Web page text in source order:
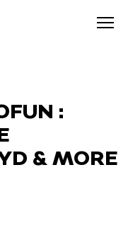
:
& MORE